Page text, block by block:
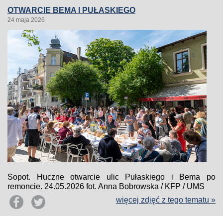
OTWARCIE BEMA I PUŁASKIEGO
24 maja 2026
Sopot. Huczne otwarcie ulic Pułaskiego i Bema po
remoncie. 24.05.2026 fot. Anna Bobrowska / KFP / UMS
więcej zdjęć z tego tematu »